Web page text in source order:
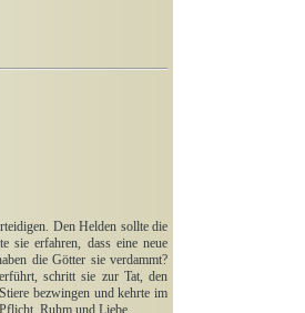
Den Helden sollte die
sie erfahren, dass eine neue
die Götter sie verdammt?
schritt sie zur Tat, den
bezwingen und kehrte im
Ruhm und Liebe.